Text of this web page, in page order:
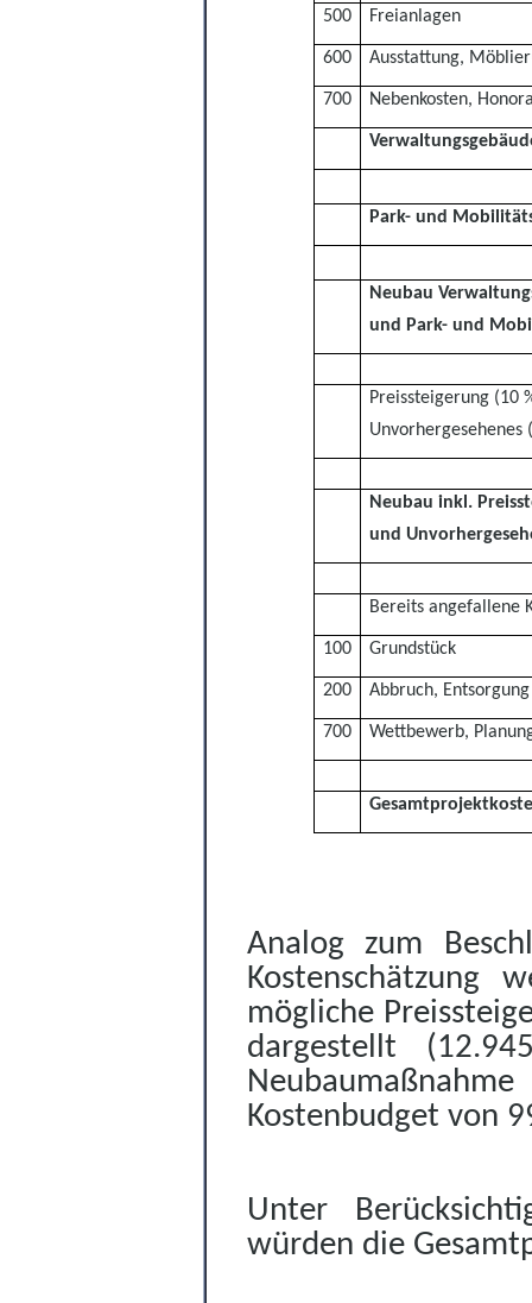
500 Freianlagen
600 Ausstattung,
700 Nebenkosten,
Park- und
Neubau
und Park- und
Preissteigerung (10
Unvorhergesehenes
Neubau inkl.
und Unvorherge
Bereits angefallene
100 Grundstück
200 Abbruch, Entsorgung
700 Wettbewerb,
Analog zum
mögliche
dargestellt
Kostenbudget von
Unter
würden die